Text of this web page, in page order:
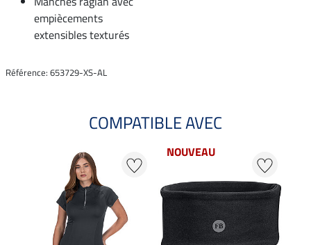
empiècements
extensibles texturés
Référence: 653729-XS-AL
COMPATIBLE AVEC
NOUVEAU